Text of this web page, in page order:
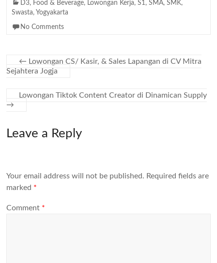
D3, Food & Beverage, Lowongan Kerja,S1,SMA,SMK,
Swasta, Yogyakarta
No Comments
← Lowongan CS/ Kasir, & Sales Lapangan di CV Mitra
Sejahtera Jogja
Lowongan Tiktok Content Creator di Dinamican Supply
→
Leave a Reply
Your email address will not be published. Required fields are
marked *
Comment *